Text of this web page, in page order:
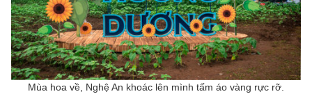
Mùa hoa về, Nghệ An khoác lên mình tấm áo vàng rực rỡ.